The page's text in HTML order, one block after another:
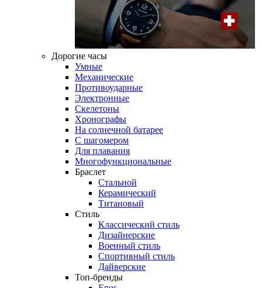
Дорогие часы
Умные
Механические
Противоударные
Электронные
Скелетоны
Хронографы
На солнечной батарее
С шагомером
Для плавания
Многофункциональные
Браслет
Стальной
Керамический
Титановый
Стиль
Классический стиль
Дизайнерские
Военный стиль
Спортивный стиль
Дайверские
Топ-бренды